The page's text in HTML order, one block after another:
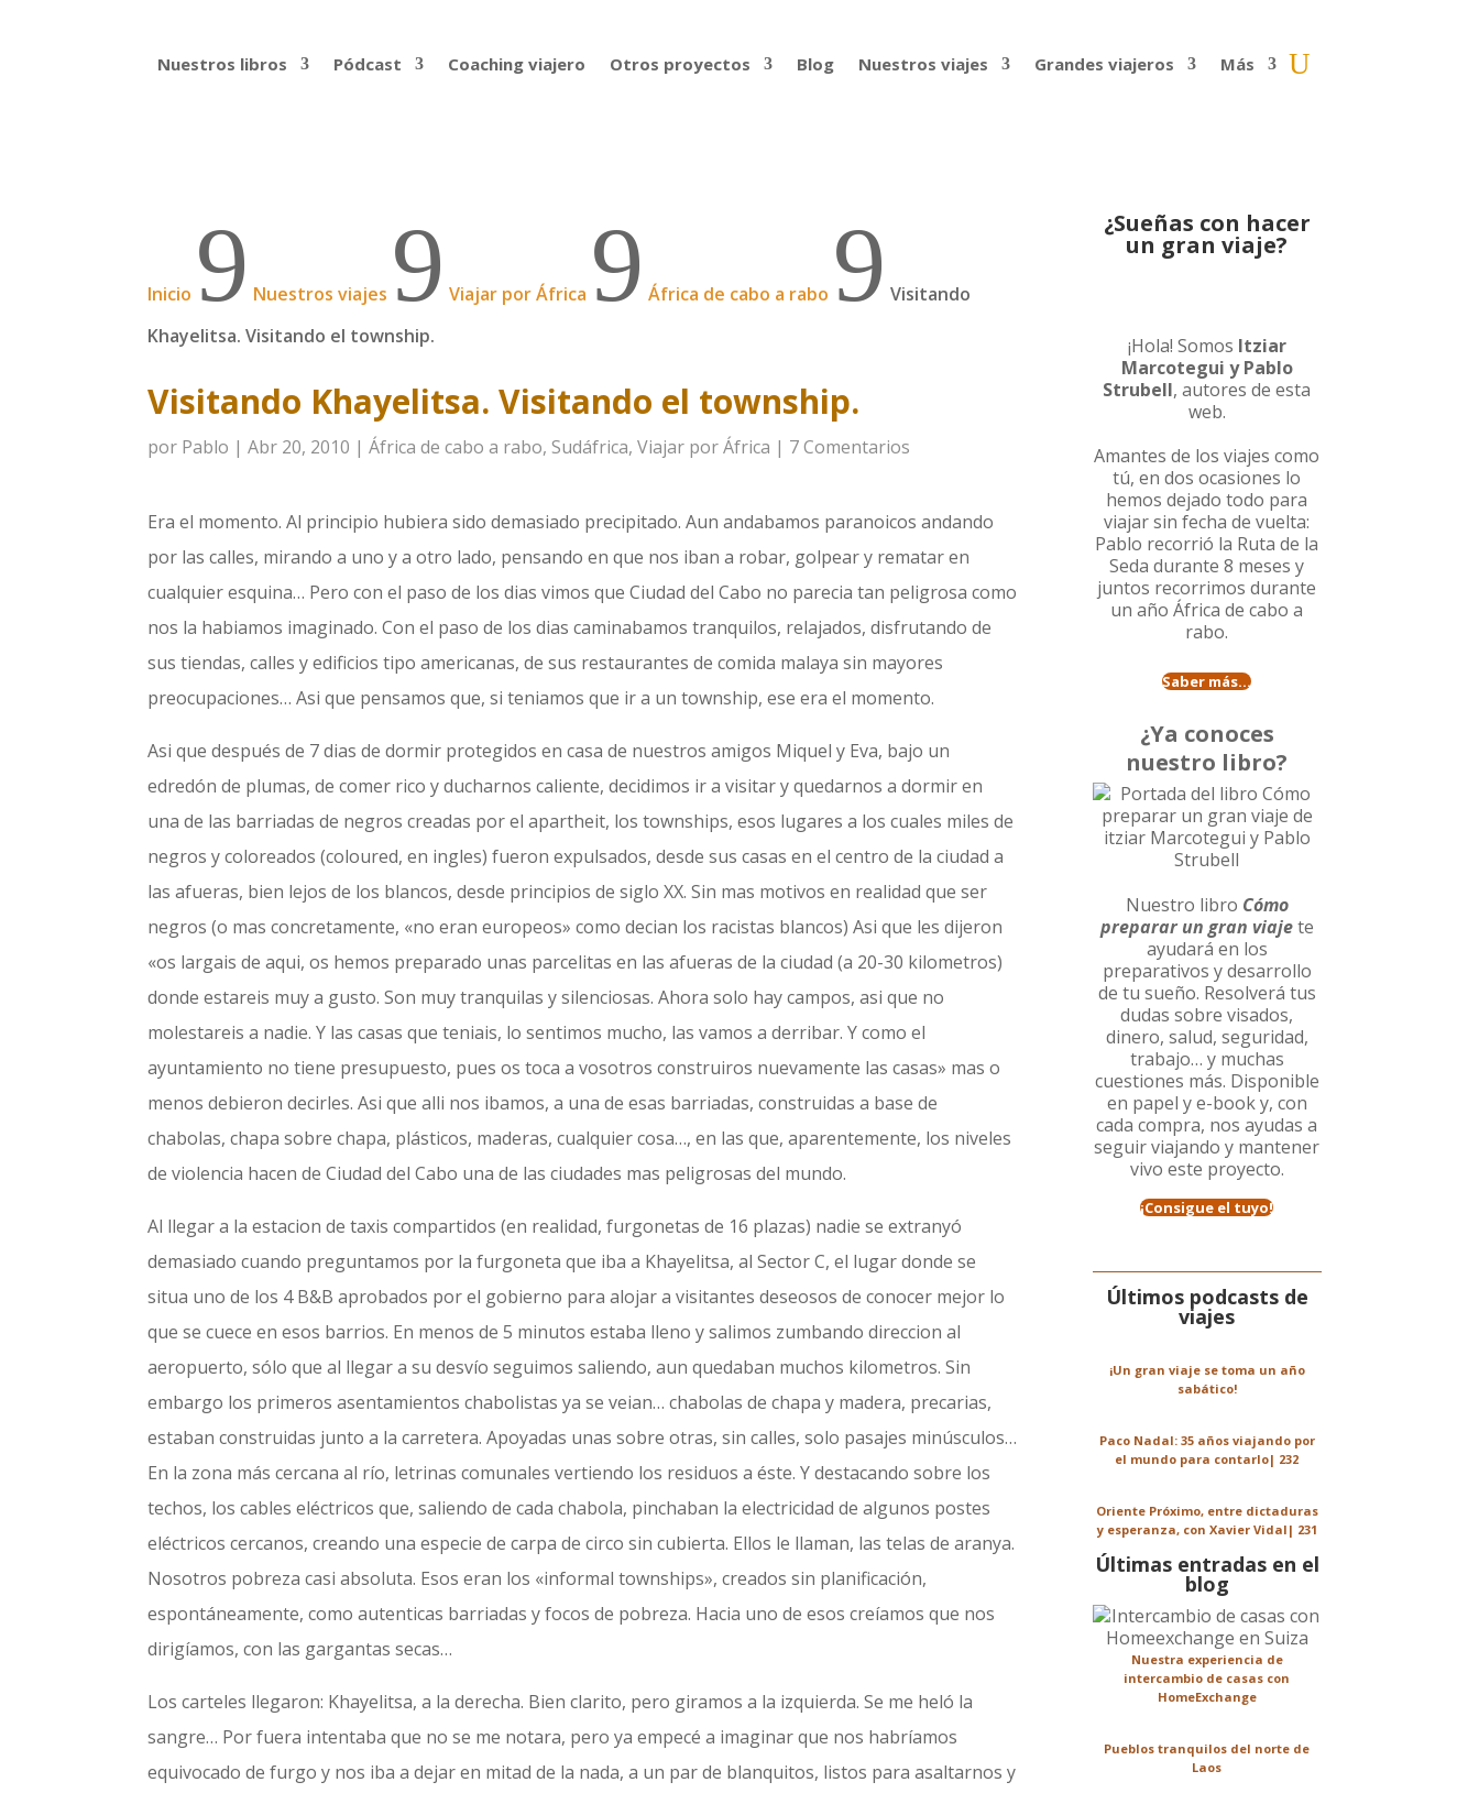
Nuestros libros Pódcast Coaching viajero Otros proyectos Blog Nuestros viajes Grandes viajeros Más
Inicio 9 Nuestros viajes 9 Viajar por África 9 África de cabo a rabo 9 Visitando
Khayelitsa. Visitando el township.
Visitando Khayelitsa. Visitando el township.
por Pablo |Abr 20, 2010 |África de cabo a rabo, Sudáfrica,Viajar por África | 7 Comentarios
Era el momento. Al principio hubiera sido demasiado precipitado. Aun andabamos paranoicos andando
por las calles, mirando a uno y a otro lado, pensando en que nos iban a robar, golpear y rematar en
cualquier esquina… Pero con el paso de los dias vimos que Ciudad del Cabo no parecia tan peligrosa como
nos la habiamos imaginado. Con el paso de los dias caminabamos tranquilos, relajados, disfrutando de
sus tiendas, calles y edificios tipo americanas, de sus restaurantes de comida malaya sin mayores
preocupaciones… Asi que pensamos que, si teniamos que ir a un township, ese era el momento.
Asi que después de 7 dias de dormir protegidos en casa de nuestros amigos Miquel y Eva, bajo un
edredón de plumas, de comer rico y ducharnos caliente, decidimos ir a visitar y quedarnos a dormir en
una de las barriadas de negros creadas por el apartheit, los townships, esos lugares a los cuales miles de
negros y coloreados (coloured, en ingles) fueron expulsados, desde sus casas en el centro de la ciudad a
las afueras, bien lejos de los blancos, desde principios de siglo XX. Sin mas motivos en realidad que ser
negros (o mas concretamente, «no eran europeos» como decian los racistas blancos) Asi que les dijeron
«os largais de aqui, os hemos preparado unas parcelitas en las afueras de la ciudad (a 20-30 kilometros)
donde estareis muy a gusto. Son muy tranquilas y silenciosas. Ahora solo hay campos, asi que no
molestareis a nadie. Y las casas que teniais, lo sentimos mucho, las vamos a derribar. Y como el
ayuntamiento no tiene presupuesto, pues os toca a vosotros construiros nuevamente las casas» mas o
menos debieron decirles. Asi que alli nos ibamos, a una de esas barriadas, construidas a base de
chabolas, chapa sobre chapa, plásticos, maderas, cualquier cosa…, en las que, aparentemente, los niveles
de violencia hacen de Ciudad del Cabo una de las ciudades mas peligrosas del mundo.
Al llegar a la estacion de taxis compartidos (en realidad, furgonetas de 16 plazas) nadie se extranyó
demasiado cuando preguntamos por la furgoneta que iba a Khayelitsa, al Sector C, el lugar donde se
situa uno de los 4 B&B aprobados por el gobierno para alojar a visitantes deseosos de conocer mejor lo
que se cuece en esos barrios. En menos de 5 minutos estaba lleno y salimos zumbando direccion al
aeropuerto, sólo que al llegar a su desvío seguimos saliendo, aun quedaban muchos kilometros. Sin
embargo los primeros asentamientos chabolistas ya se veian… chabolas de chapa y madera, precarias,
estaban construidas junto a la carretera. Apoyadas unas sobre otras, sin calles, solo pasajes minúsculos…
En la zona más cercana al río, letrinas comunales vertiendo los residuos a éste. Y destacando sobre los
techos, los cables eléctricos que, saliendo de cada chabola, pinchaban la electricidad de algunos postes
eléctricos cercanos, creando una especie de carpa de circo sin cubierta. Ellos le llaman, las telas de aranya.
Nosotros pobreza casi absoluta. Esos eran los «informal townships», creados sin planificación,
espontáneamente, como autenticas barriadas y focos de pobreza. Hacia uno de esos creíamos que nos
dirigíamos, con las gargantas secas…
Los carteles llegaron: Khayelitsa, a la derecha. Bien clarito, pero giramos a la izquierda. Se me heló la
sangre… Por fuera intentaba que no se me notara, pero ya empecé a imaginar que nos habríamos
equivocado de furgo y nos iba a dejar en mitad de la nada, a un par de blanquitos, listos para asaltarnos y
¿Sueñas con hacer
un gran viaje?
¡Hola! Somos Itziar
Marcotegui y Pablo
Strubell, autores de esta
web.
Amantes de los viajes como
tú, en dos ocasiones lo
hemos dejado todo para
viajar sin fecha de vuelta:
Pablo recorrió la Ruta de la
Seda durante 8 meses y
juntos recorrimos durante
un añoÁfrica de cabo a
rabo.
Saber más...
¿Ya conoces
nuestro libro?
Nuestro libro Cómo
preparar un gran viajete
ayudará en los
preparativos y desarrollo
de tu sueño. Resolverá tus
dudas sobre visados,
dinero, salud, seguridad,
trabajo… y muchas
cuestiones más. Disponible
en papel y e-book y, con
cada compra, nos ayudas a
seguir viajando y mantener
vivo este proyecto.
¡Consigue el tuyo!
Últimos podcasts de
viajes
¡Un gran viaje se toma un año
sabático!
Paco Nadal: 35 años viajando por
el mundo para contarlo| 232
Oriente Próximo, entre dictaduras
y esperanza, con Xavier Vidal| 231
Últimas entradas en el
blog
Nuestra experiencia de
intercambio de casas con
HomeExchange
Pueblos tranquilos del norte de
Laos